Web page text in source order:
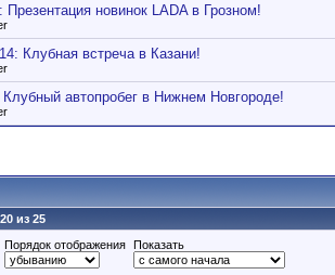
Презентация новинок LADA в Грозном!
Клубная встреча в Казани!
Клубный автопробег в Нижнем Новгороде!
из 25
Порядок отображения Показать